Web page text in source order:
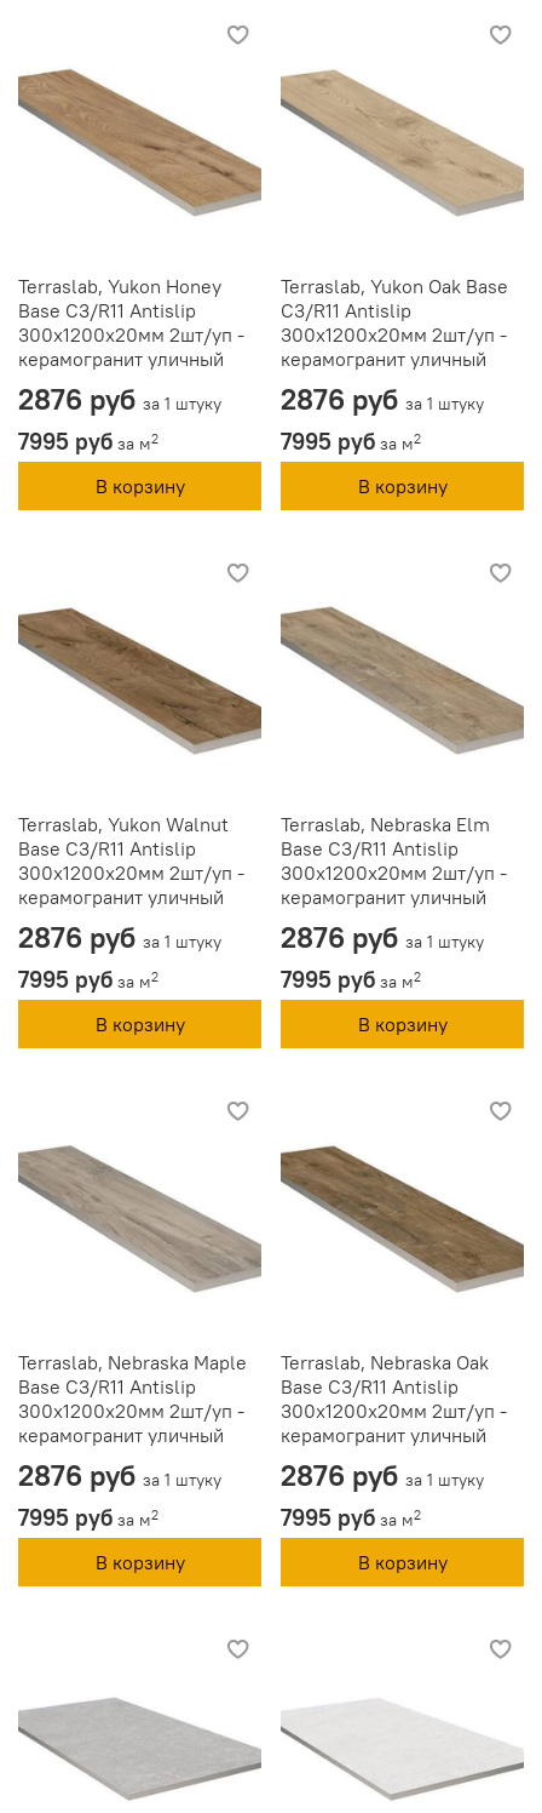
Terraslab, Yukon Honey
Base C3/R11 Antislip
300х1200х20мм 2шт/уп -
керамогранит уличный
2876 руб за 1 штуку
7995 руб за м2
В корзину
Terraslab, Yukon Oak Base
C3/R11 Antislip
300х1200х20мм 2шт/уп -
керамогранит уличный
2876 руб за 1 штуку
7995 руб за м2
В корзину
Terraslab, Yukon Walnut
Base C3/R11 Antislip
300х1200х20мм 2шт/уп -
керамогранит уличный
2876 руб за 1 штуку
7995 руб за м2
В корзину
Terraslab, Nebraska Elm
Base C3/R11 Antislip
300х1200х20мм 2шт/уп -
керамогранит уличный
2876 руб за 1 штуку
7995 руб за м2
В корзину
Terraslab, Nebraska Maple
Base C3/R11 Antislip
300х1200х20мм 2шт/уп -
керамогранит уличный
2876 руб за 1 штуку
7995 руб за м2
В корзину
Terraslab, Nebraska Oak
Base C3/R11 Antislip
300х1200х20мм 2шт/уп -
керамогранит уличный
2876 руб за 1 штуку
7995 руб за м2
В корзину